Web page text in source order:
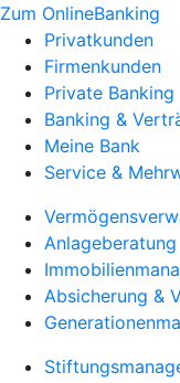
Zum OnlineBanking
Privatkunden
Firmenkunden
Private Banking
Banking &
Meine Bank
Service &
Anlageberatung
Absicherung &